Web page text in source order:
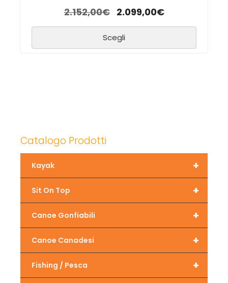
2.152,00€ 2.099,00€
Scegli
Catalogo Prodotti
+
Kayak
+
Sit On Top
+
Canoe Gonfiabili
+
Canoe Canadesi
+
Fishing / Pesca